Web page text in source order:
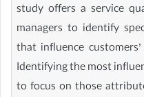
study offers a service
managers to identify
that influence
Identifying the most
to focus on those